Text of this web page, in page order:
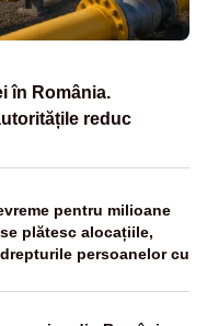
în România.
reduc
pentru milioane
plătesc alocațiile,
persoanelor cu